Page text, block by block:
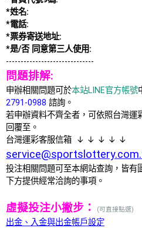
*姓名:
*電話:
*票券寄送地址:
*是/否 同意第三人使用:
------------------------------
問題排解:
申辦相關問題可於本站LINE官方帳號
2791-0988 諮詢。
若申辦資料不齊全者，可依照台灣運
回覆至。
台灣運彩客服信箱 ↓ ↓ ↓ ↓ ↓
投注相關問題可至本網站查詢，皆有
下方提供經常洽詢的事項。
虛擬投注小撇步： (可直接點選)
出金、入金與出金帳戶設定